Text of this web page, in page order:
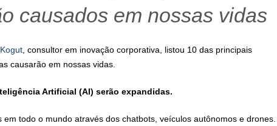
causados em nossas vidas
, consultor em inovação corporativa, listou 10 das principais
causarão em nossas vidas.
Artificial (AI) serão expandidas.
todo o mundo através dos chatbots, veículos autônomos e drones.